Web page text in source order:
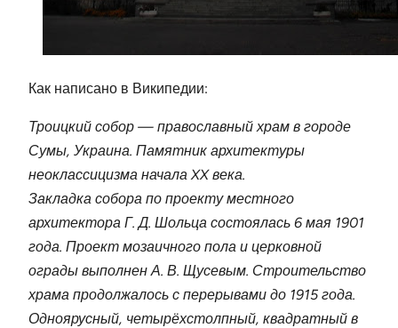
Как написано в Википедии:
Троицкий собор — православный храм в городе
Сумы, Украина. Памятник архитектуры
неоклассицизма начала XX века.
Закладка собора по проекту местного
архитектора Г. Д. Шольца состоялась 6 мая 1901
года. Проект мозаичного пола и церковной
ограды выполнен А. В. Щусевым. Строительство
храма продолжалось с перерывами до 1915 года.
Одноярусный, четырёхстолпный, квадратный в